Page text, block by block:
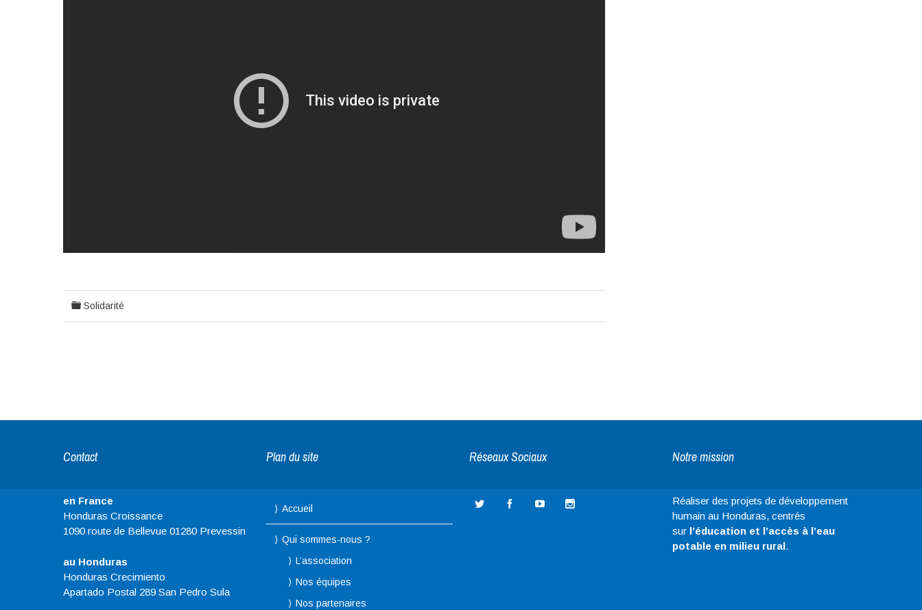
Solidarité
Contact
en France
Honduras Croissance
1090 route de Bellevue 01280 Prevessin
au Honduras
Honduras Crecimiento
Apartado Postal 289 San Pedro Sula
Plan du site
Accueil
Qui sommes-nous ?
L’association
Nos équipes
Nos partenaires
Réseaux Sociaux Notre mission
Réaliser des projets de développement
humain au Honduras, centrés
sur l’éducation et l’accès à l’eau
potable en milieu rural.